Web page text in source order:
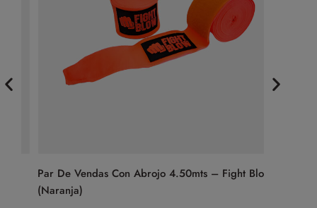
Par De Vendas Con Abrojo 4.50mts – Fight Blow
(Naranja)